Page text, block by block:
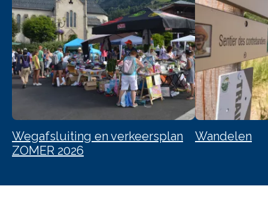
Wegafsluiting en verkeersplan
ZOMER 2026
Wandelen